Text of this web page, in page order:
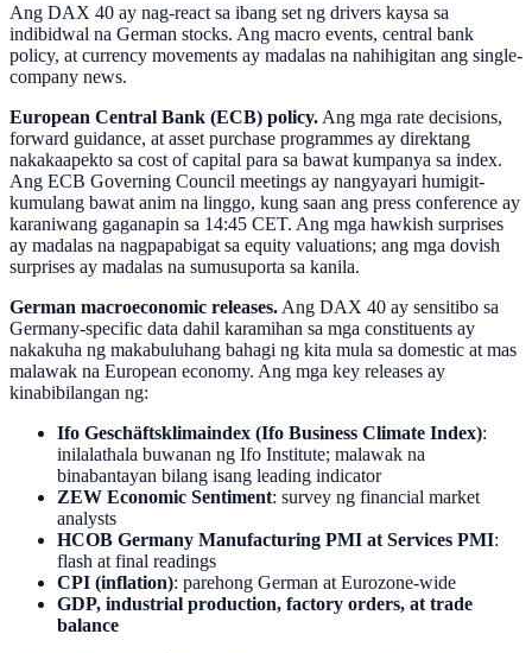
Ang DAX 40 ay nag-react sa ibang set ng drivers kaysa sa
indibidwal na German stocks. Ang macro events, central bank
policy, at currency movements ay madalas na nahihigitan ang single-
company news.
European Central Bank (ECB) policy. Ang mga rate decisions,
forward guidance, at asset purchase programmes ay direktang
nakakaapekto sa cost of capital para sa bawat kumpanya sa index.
Ang ECB Governing Council meetings ay nangyayari humigit-
kumulang bawat anim na linggo, kung saan ang press conference ay
karaniwang gaganapin sa 14:45 CET. Ang mga hawkish surprises
ay madalas na nagpapabigat sa equity valuations; ang mga dovish
surprises ay madalas na sumusuporta sa kanila.
German macroeconomic releases. Ang DAX 40 ay sensitibo sa
Germany-specific data dahil karamihan sa mga constituents ay
nakakuha ng makabuluhang bahagi ng kita mula sa domestic at mas
malawak na European economy. Ang mga key releases ay
kinabibilangan ng:
Ifo Geschäftsklimaindex (Ifo Business Climate Index):
inilalathala buwanan ng Ifo Institute; malawak na
binabantayan bilang isang leading indicator
ZEW Economic Sentiment: survey ng financial market
analysts
HCOB Germany Manufacturing PMI at Services PMI:
flash at final readings
CPI (inflation): parehong German at Eurozone-wide
GDP, industrial production, factory orders, at trade
balance